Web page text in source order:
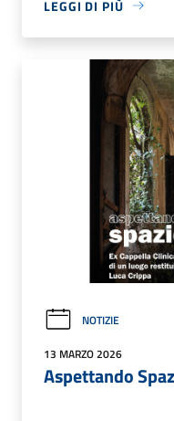
LEGGI DI PIÙ
NOTIZIE
13 MARZO 2026
Aspettando